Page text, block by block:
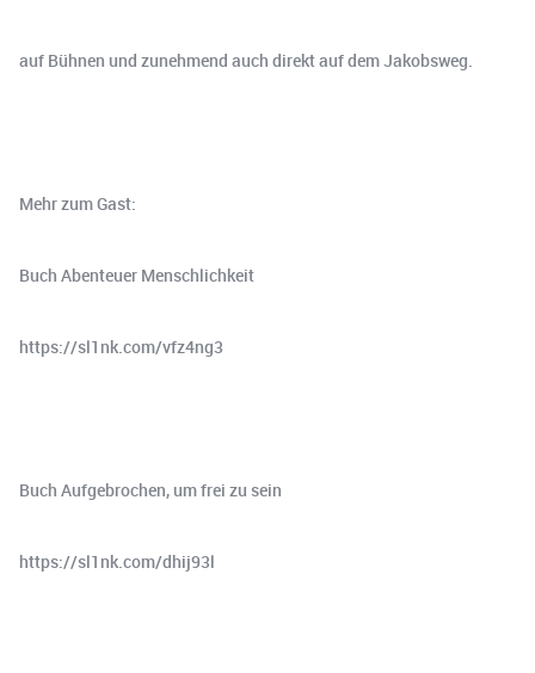
auf Bühnen und zunehmend auch direkt auf dem Jakobsweg.
Mehr zum Gast:
Buch Abenteuer Menschlichkeit
https://sl1nk.com/vfz4ng3
Buch Aufgebrochen, um frei zu sein
https://sl1nk.com/dhij93l